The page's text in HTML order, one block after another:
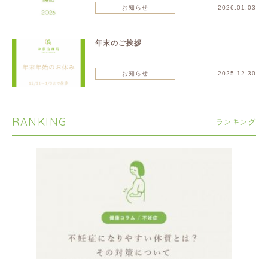
お知らせ 2026.01.03
年末のご挨拶
お知らせ 2025.12.30
RANKING ランキング